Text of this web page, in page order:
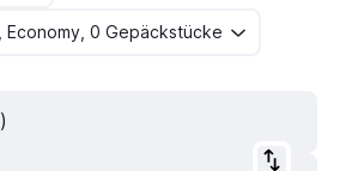
Economy, 0 Gepäckstücke